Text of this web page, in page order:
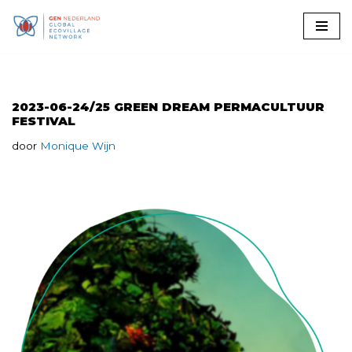
2023-06-24/25 GREEN DREAM PERMACULTUUR
FESTIVAL
door Monique Wijn